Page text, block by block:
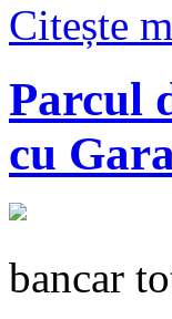
Citește
Parcul
cu
bancar